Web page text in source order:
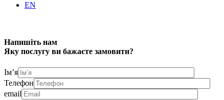
EN
Напишіть нам
Яку послугу ви бажаєте замовити?
Ім’я
Телефон
email